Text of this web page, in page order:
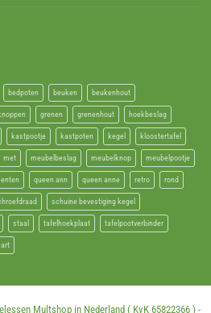
bedpoten beuken beukenhout
grenen grenenhout hoekbeslag
kastpootje kastpoten kegel kloostertafel
met meubelbeslag meubelknop meubelpootje
queen ann queen anne retro rond
schuine bevestiging kegel
staal tafelhoekplaat tafelpootverbinder
Multshop in Nederland ( KvK 65822366 ) -